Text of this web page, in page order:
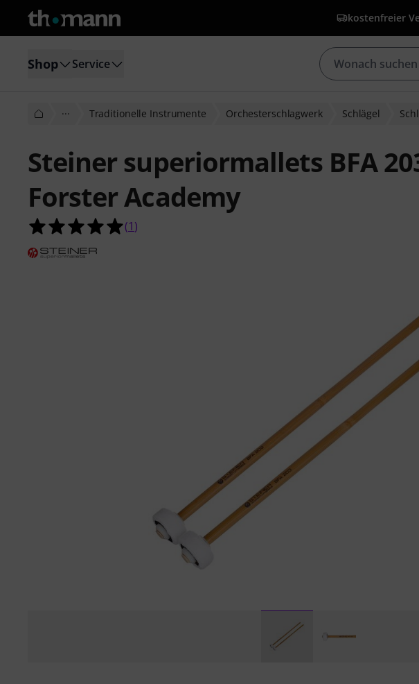
kostenfreier
Shop Service
··· Traditionelle Instrumente Orchesterschlagwerk Schlägel
Steiner superiormallets BFA
Forster Academy
5.0 von 5 Sternen aus 1 Kundenbewertungen
(1)